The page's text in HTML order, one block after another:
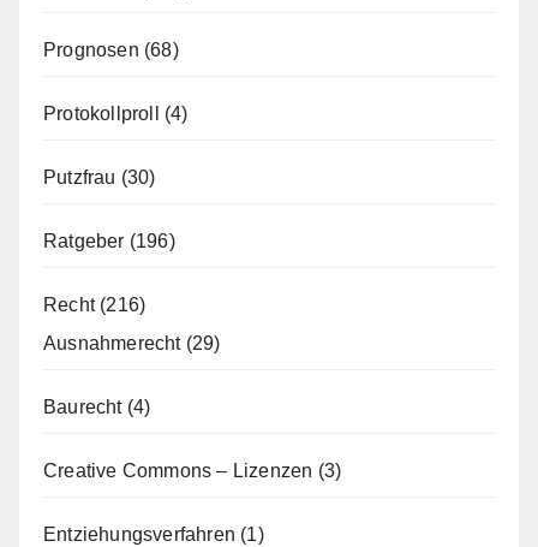
Prognosen (68)
Protokollproll (4)
Putzfrau (30)
Ratgeber (196)
Recht(216)
Ausnahmerecht(29)
Baurecht(4)
Creative Commons – Lizenzen (3)
Entziehungsverfahren (1)